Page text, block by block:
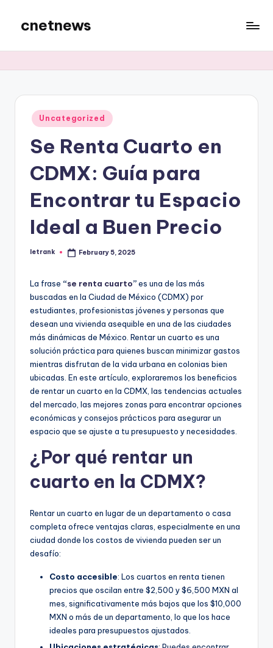
content
cnetnews
Posted
in
Uncategorized
Se Renta Cuarto en
CDMX: Guía para
Encontrar tu Espacio
Ideal a Buen Precio
Posted
letrank February 5, 2025
La frase “se renta cuarto”es una de las más
buscadas en la Ciudad de México (CDMX) por
estudiantes, profesionistas jóvenes y personas que
desean una vivienda asequible en una de las ciudades
más dinámicas de México. Rentar un cuarto es una
solución práctica para quienes buscan minimizar gastos
mientras disfrutan de la vida urbana en colonias bien
ubicadas. En este artículo, exploraremos los beneficios
de rentar un cuarto en la CDMX, las tendencias actuales
del mercado, las mejores zonas para encontrar opciones
económicas y consejos prácticos para asegurar un
espacio que se ajuste a tu presupuesto y necesidades.
¿Por qué rentar un
cuarto en la CDMX?
Rentar un cuarto en lugar de un departamento o casa
completa ofrece ventajas claras, especialmente en una
ciudad donde los costos de vivienda pueden ser un
desafío:
Costo accesible: Los cuartos en renta tienen
precios que oscilan entre $2,500 y $6,500 MXN al
mes, significativamente más bajos que los $10,000
MXN o más de un departamento, lo que los hace
ideales para presupuestos ajustados.